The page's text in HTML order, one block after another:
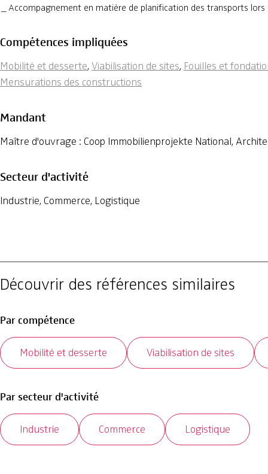
Accompagnement en matière de planification des transports
Compétences impliquées
Mobilité et desserte,Viabilisation de sites, Fouilles et
Mensurations des constructions
Mandant
Maître d'ouvrage : Coop Immobilienprojekte National,
Secteur d'activité
Industrie, Commerce, Logistique
Découvrir des références similaires
Par compétence
Mobilité et desserte Viabilisation de sites
Par secteur d'activité
Industrie Commerce Logistique